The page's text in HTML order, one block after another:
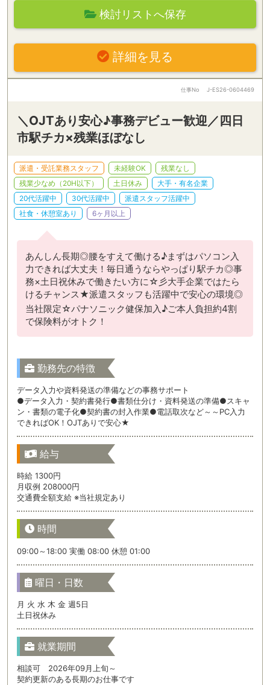
検討リストへ保存
詳細を見る
仕事No J-ES26-0604469
＼OJTあり安心♪事務デビュー歓迎／四日
市駅チカ×残業ほぼなし
派遣・受託業務スタッフ 未経験OK
残業なし
残業少なめ（20H以下）
土日休み
大手・有名企業
20代活躍中
30代活躍中
派遣スタッフ活躍中
社食・休憩室あり
6ヶ月以上
あんしん長期◎腰をすえて働ける♪まずはパソコン入
力できれば大丈夫！毎日通うならやっぱり駅チカ◎事
務×土日祝休みで働きたい方に☆彡大手企業ではたら
けるチャンス★派遣スタッフも活躍中で安心の環境◎
当社限定☆パナソニック健保加入♪ご本人負担約4割
で保険料がオトク！
勤務先の特徴
データ入力や資料発送の準備などの事務サポート
●データ入力・契約書発行●書類仕分け・資料発送の準備●スキャ
ン・書類の電子化●契約書の封入作業●電話取次など～～PC入力
できればOK！OJTありで安心★
給与
時給 1300円
月収例 208000円
交通費全額支給 ※当社規定あり
時間
09:00～18:00 実働 08:00 休憩 01:00
曜日・日数
月 火 水 木 金 週5日
土日祝休み
就業期間
相談可 2026年09月上旬～
契約更新のある長期のお仕事です